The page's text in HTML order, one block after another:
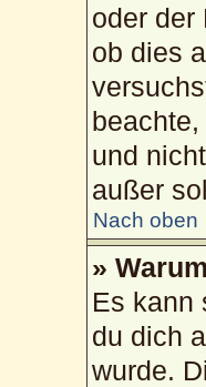
oder der
ob dies
und
außer
Nach oben
»
Es kann
du dich
wurde.